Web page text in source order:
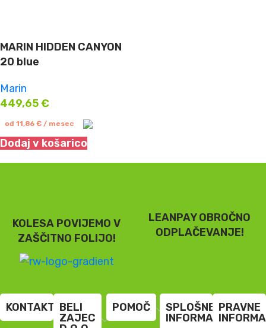
MARIN HIDDEN CANYON
20 blue
Marin
449,65€
od 11,86 € / mesec
Dodaj v košarico
KOLESA POVIJEMO V
ZAŠČITNO FOLIJO!
LEANPAY OBROČNO
ODPLAČEVANJE!
KONTAKT BELI
ZAJEC
POMOČ
SPLOŠNE
INFORMACIJE
PRAVNE